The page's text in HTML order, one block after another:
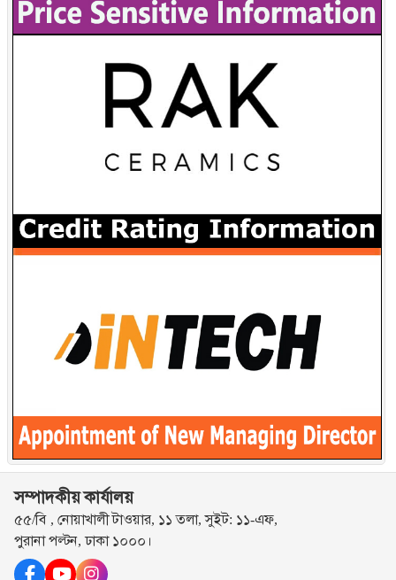
সম্পাদকীয় কার্যালয়
৫৫/বি , নোয়াখালী টাওয়ার, ১১ তলা, সুইট: ১১-এফ,
পুরানা পল্টন, ঢাকা ১০০০।